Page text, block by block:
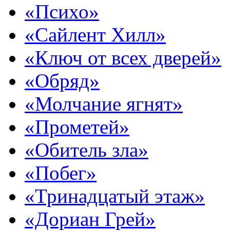
«Психо»
«Сайлент Хилл»
«Ключ от всех дверей»
«Обряд»
«Молчание ягнят»
«Прометей»
«Обитель зла»
«Побег»
«Тринадцатый этаж»
«Дориан Грей»